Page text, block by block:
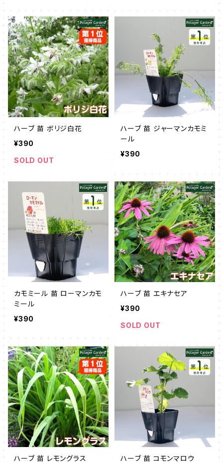
ハーブ 苗 ボリジ白花
¥390
SOLD OUT
ハーブ 苗 ジャーマンカモミ
ール
¥390
カモミール 苗 ローマンカモ
ミール
¥390
ハーブ 苗 エキナセア
¥390
SOLD OUT
ハーブ 苗 レモングラス
ハーブ 苗 コモンマロウ